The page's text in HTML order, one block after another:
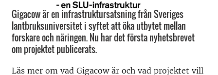
Gigacow är en infrastruktursatsning från Sveriges
lantbruksuniversitet i syftet att öka utbytet mellan
forskare och näringen. Nu har det första nyhetsbrevet
om projektet publicerats.
Läs mer om vad Gigacow är och vad projektet vill